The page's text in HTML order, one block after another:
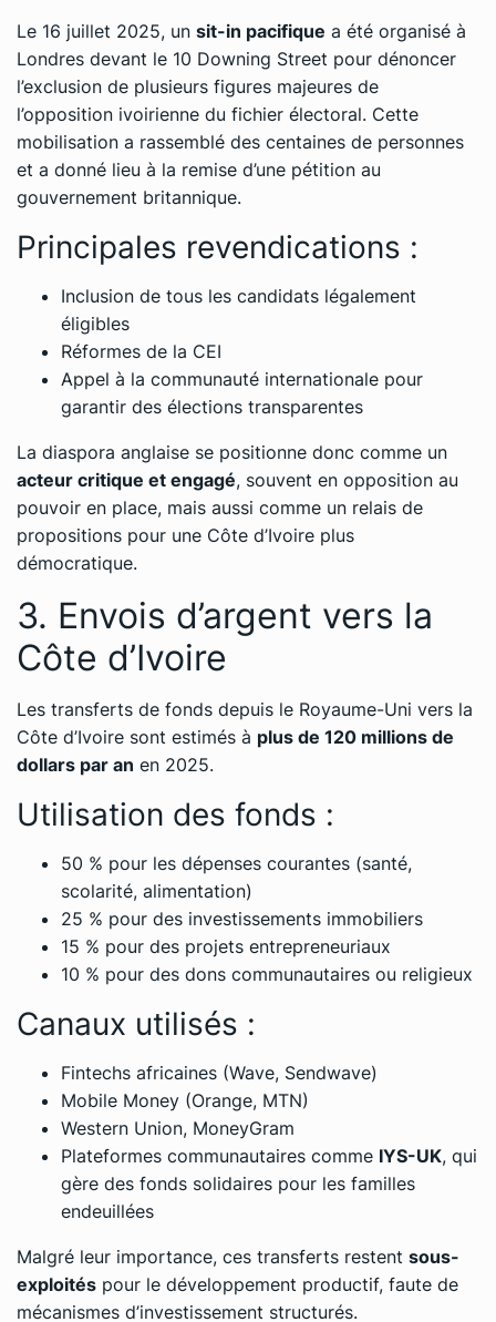
Le 16 juillet 2025, un sit-in pacifique a été organisé à
Londres devant le 10 Downing Street pour dénoncer
l’exclusion de plusieurs figures majeures de
l’opposition ivoirienne du fichier électoral. Cette
mobilisation a rassemblé des centaines de personnes
et a donné lieu à la remise d’une pétition au
gouvernement britannique.
Principales revendications :
Inclusion de tous les candidats légalement
éligibles
Réformes de la CEI
Appel à la communauté internationale pour
garantir des élections transparentes
La diaspora anglaise se positionne donc comme un
acteur critique et engagé, souvent en opposition au
pouvoir en place, mais aussi comme un relais de
propositions pour une Côte d’Ivoire plus
démocratique.
3. Envois d’argent vers la
Côte d’Ivoire
Les transferts de fonds depuis le Royaume-Uni vers la
Côte d’Ivoire sont estimés à plus de 120 millions de
dollars par an en 2025.
Utilisation des fonds :
50 % pour les dépenses courantes (santé,
scolarité, alimentation)
25 % pour des investissements immobiliers
15 % pour des projets entrepreneuriaux
10 % pour des dons communautaires ou religieux
Canaux utilisés :
Fintechs africaines (Wave, Sendwave)
Mobile Money (Orange, MTN)
Western Union, MoneyGram
Plateformes communautaires comme IYS-UK, qui
gère des fonds solidaires pour les familles
endeuillées
Malgré leur importance, ces transferts restent sous-
exploités pour le développement productif, faute de
mécanismes d’investissement structurés.